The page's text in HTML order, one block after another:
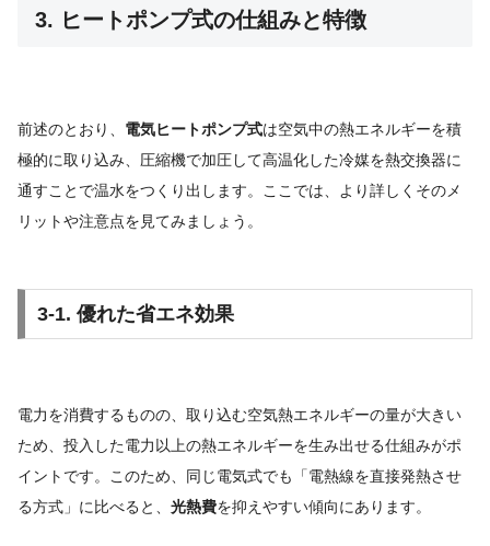
3. ヒートポンプ式の仕組みと特徴
前述のとおり、 電気ヒートポンプ式は空気中の熱エネルギーを積
極的に取り込み、圧縮機で加圧して高温化した冷媒を熱交換器に
通すことで温水をつくり出します。ここでは、より詳しくそのメ
リットや注意点を見てみましょう。
3-1. 優れた省エネ効果
電力を消費するものの、取り込む空気熱エネルギーの量が大きい
ため、投入した電力以上の熱エネルギーを生み出せる仕組みがポ
イントです。このため、同じ電気式でも「電熱線を直接発熱させ
る方式」に比べると、 光熱費を抑えやすい傾向にあります。